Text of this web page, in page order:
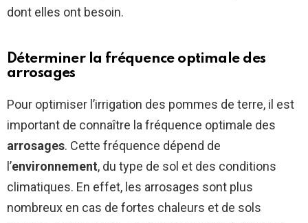
dont elles ont besoin.
Déterminer la fréquence optimale des
arrosages
Pour optimiser l’irrigation des pommes de terre, il est
important de connaître la fréquence optimale des
arrosages. Cette fréquence dépend de
l’environnement, du type de sol et des conditions
climatiques. En effet, les arrosages sont plus
nombreux en cas de fortes chaleurs et de sols